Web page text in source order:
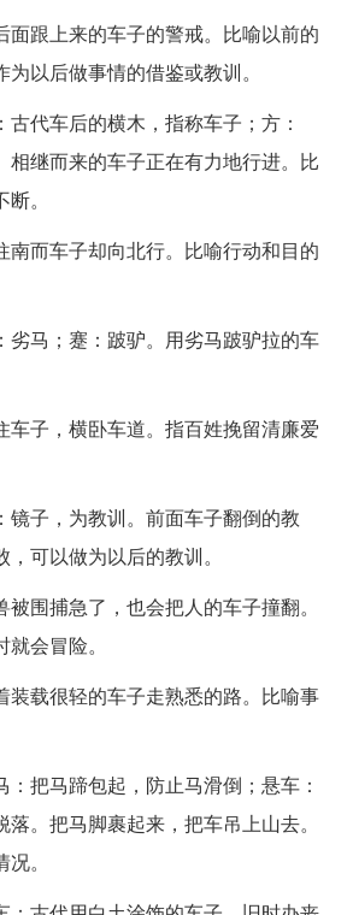
面跟上来的车子的警戒。比喻以前的
以后做事情的借鉴或教训。
古代车后的横木，指称车子；方：
相继而来的车子正在有力地行进。比
。
南而车子却向北行。比喻行动和目的
劣马；蹇：跛驴。用劣马跛驴拉的车
车子，横卧车道。指百姓挽留清廉爱
镜子，为教训。前面车子翻倒的教
可以做为以后的教训。
被围捕急了，也会把人的车子撞翻。
会冒险。
装载很轻的车子走熟悉的路。比喻事
：把马蹄包起，防止马滑倒；悬车：
。把马脚裹起来，把车吊上山去。
。